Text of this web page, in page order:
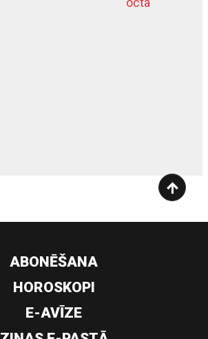
dziļurbums
ABONĒŠANA
HOROSKOPI
E-AVĪZE